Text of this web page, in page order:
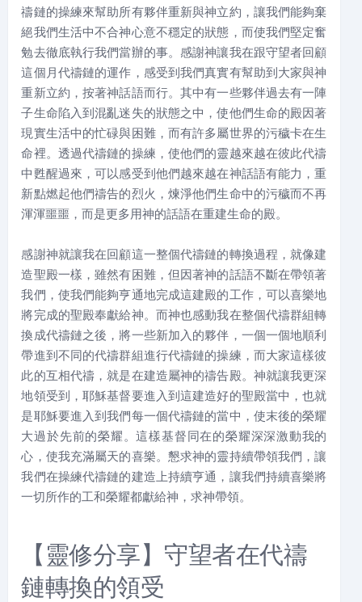
禱鏈的操練來幫助所有夥伴重新與神立約，讓我們能夠棄
絕我們生活中不合神心意不穩定的狀態，而使我們堅定奮
勉去徹底執行我們當辦的事。感謝神讓我在跟守望者回顧
這個月代禱鏈的運作，感受到我們真實有幫助到大家與神
重新立約，按著神話語而行。其中有一些夥伴過去有一陣
子生命陷入到混亂迷失的狀態之中，使他們生命的殿因著
現實生活中的忙碌與困難，而有許多屬世界的污穢卡在生
命裡。透過代禱鏈的操練，使他們的靈越來越在彼此代禱
中甦醒過來，可以感受到他們越來越在神話語有能力，重
新點燃起他們禱告的烈火，煉淨他們生命中的污穢而不再
渾渾噩噩，而是更多用神的話語在重建生命的殿。
感謝神就讓我在回顧這一整個代禱鏈的轉換過程，就像建
造聖殿一樣，雖然有困難，但因著神的話語不斷在帶領著
我們，使我們能夠亨通地完成這建殿的工作，可以喜樂地
將完成的聖殿奉獻給神。而神也感動我在整個代禱群組轉
換成代禱鏈之後，將一些新加入的夥伴，一個一個地順利
帶進到不同的代禱群組進行代禱鏈的操練，而大家這樣彼
此的互相代禱，就是在建造屬神的禱告殿。神就讓我更深
地領受到，耶穌基督要進入到這建造好的聖殿當中，也就
是耶穌要進入到我們每一個代禱鏈的當中，使末後的榮耀
大過於先前的榮耀。這樣基督同在的榮耀深深激動我的
心，使我充滿屬天的喜樂。懇求神的靈持續帶領我們，讓
我們在操練代禱鏈的建造上持續亨通，讓我們持續喜樂將
一切所作的工和榮耀都獻給神，求神帶領。
【靈修分享】守望者在代禱
鏈轉換的領受